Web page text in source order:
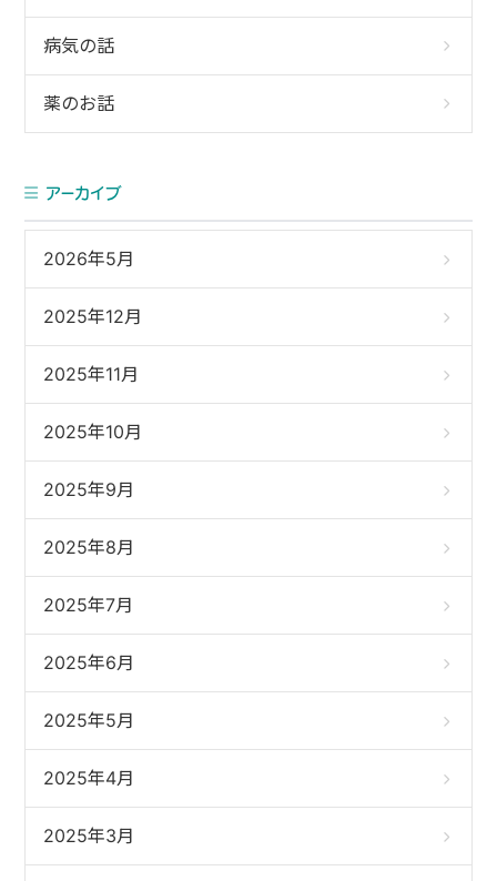
病気の話
薬のお話
アーカイブ
2026年5月
2025年12月
2025年11月
2025年10月
2025年9月
2025年8月
2025年7月
2025年6月
2025年5月
2025年4月
2025年3月